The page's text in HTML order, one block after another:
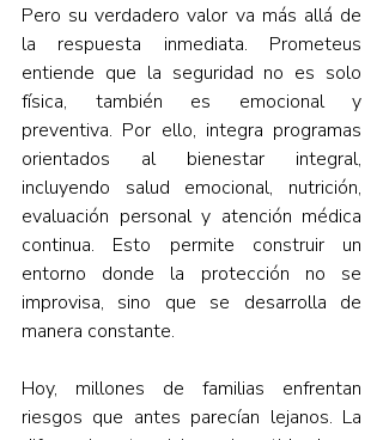
Pero su verdadero valor va más allá de
la respuesta inmediata. Prometeus
entiende que la seguridad no es solo
física, también es emocional y
preventiva. Por ello, integra programas
orientados al bienestar integral,
incluyendo salud emocional, nutrición,
evaluación personal y atención médica
continua. Esto permite construir un
entorno donde la protección no se
improvisa, sino que se desarrolla de
manera constante.
Hoy, millones de familias enfrentan
riesgos que antes parecían lejanos. La